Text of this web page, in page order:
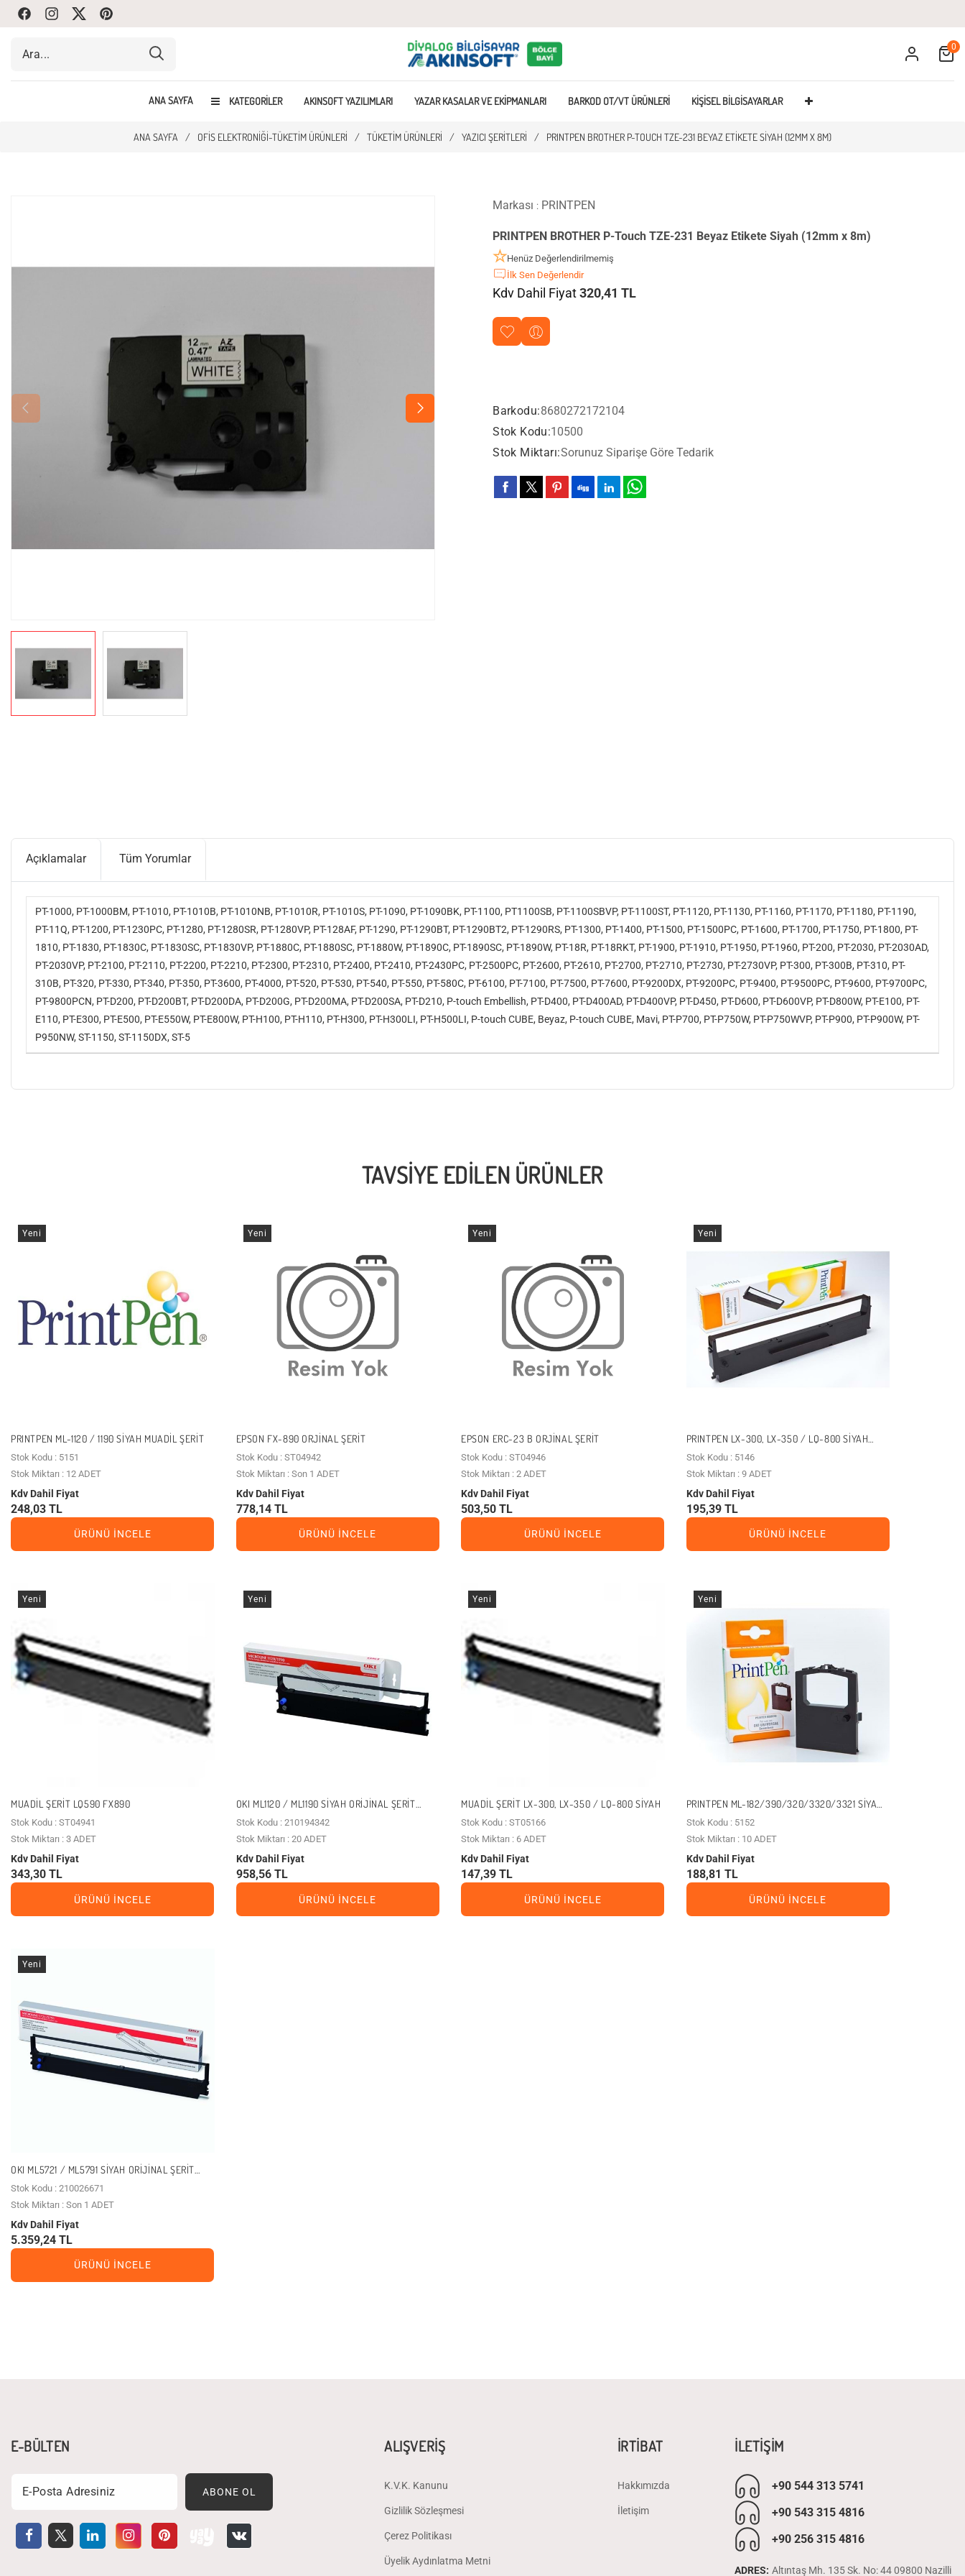
FacebookInstagram
Twitte Pinterest
ANA SAYFA KATEGORILER AKINSOFT YAZILIMLARI YAZAR KASALAR VE EKIPMANLARI BARKOD OT/VT ÜRÜNLERI KIŞISEL BILGISAYARLAR
Cart
0
ANA SAYFA / OFIS ELEKTRONIĞI-TÜKETIM ÜRÜNLERI / TÜKETIM ÜRÜNLERI / YAZICI ŞERITLERI / PRINTPEN BROTHER P-TOUCH TZE-231 BEYAZ ETIKETE SIYAH (12MM X 8M)
Markası : PRINTPEN
PRINTPEN BROTHER P-Touch TZE-231 Beyaz Etikete Siyah (12mm x 8m)
Henüz Değerlendirilmemiş
İlk Sen Değerlendir
Kdv Dahil Fiyat 320,41 TL
Barkodu:8680272172104
Stok Kodu:10500
Stok Miktarı:Sorunuz Siparişe Göre Tedarik
Açıklamalar Tüm Yorumlar
PT-1000, PT-1000BM, PT-1010, PT-1010B, PT-1010NB, PT-1010R, PT-1010S, PT-1090, PT-1090BK, PT-1100, PT1100SB, PT-1100SBVP, PT-1100ST, PT-1120, PT-1130, PT-1160, PT-1170, PT-1180, PT-1190,
PT-11Q, PT-1200, PT-1230PC, PT-1280, PT-1280SR, PT-1280VP, PT-128AF, PT-1290, PT-1290BT, PT-1290BT2, PT-1290RS, PT-1300, PT-1400, PT-1500, PT-1500PC, PT-1600, PT-1700, PT-1750, PT-1800, PT-
1810, PT-1830, PT-1830C, PT-1830SC, PT-1830VP, PT-1880C, PT-1880SC, PT-1880W, PT-1890C, PT-1890SC, PT-1890W, PT-18R, PT-18RKT, PT-1900, PT-1910, PT-1950, PT-1960, PT-200, PT-2030, PT-2030AD,
PT-2030VP, PT-2100, PT-2110, PT-2200, PT-2210, PT-2300, PT-2310, PT-2400, PT-2410, PT-2430PC, PT-2500PC, PT-2600, PT-2610, PT-2700, PT-2710, PT-2730, PT-2730VP, PT-300, PT-300B, PT-310, PT-
310B, PT-320, PT-330, PT-340, PT-350, PT-3600, PT-4000, PT-520, PT-530, PT-540, PT-550, PT-580C, PT-6100, PT-7100, PT-7500, PT-7600, PT-9200DX, PT-9200PC, PT-9400, PT-9500PC, PT-9600, PT-9700PC,
PT-9800PCN, PT-D200, PT-D200BT, PT-D200DA, PT-D200G, PT-D200MA, PT-D200SA, PT-D210, P-touch Embellish, PT-D400, PT-D400AD, PT-D400VP, PT-D450, PT-D600, PT-D600VP, PT-D800W, PT-E100, PT-
E110, PT-E300, PT-E500, PT-E550W, PT-E800W, PT-H100, PT-H110, PT-H300, PT-H300LI, PT-H500LI, P-touch CUBE, Beyaz, P-touch CUBE, Mavi, PT-P700, PT-P750W, PT-P750WVP, PT-P900, PT-P900W, PT-
P950NW, ST-1150, ST-1150DX, ST-5
TAVSIYE EDILEN ÜRÜNLER
Yeni
PRINTPEN ML-1120 / 1190 SIYAH MUADIL ŞERIT
Stok Kodu : 5151
Stok Miktarı : 12 ADET
Kdv Dahil Fiyat
248,03 TL
ÜRÜNÜ İNCELE
Yeni
EPSON FX-890 ORJINAL ŞERIT
Stok Kodu : ST04942
Stok Miktarı : Son 1 ADET
Kdv Dahil Fiyat
778,14 TL
ÜRÜNÜ İNCELE
Yeni
EPSON ERC-23 B ORJINAL ŞERIT
Stok Kodu : ST04946
Stok Miktarı : 2 ADET
Kdv Dahil Fiyat
503,50 TL
ÜRÜNÜ İNCELE
Yeni
PRINTPEN LX-300, LX-350 / LQ-800 SIYAH
MUADIL ŞERIT
Stok Kodu : 5146
Stok Miktarı : 9 ADET
Kdv Dahil Fiyat
195,39 TL
ÜRÜNÜ İNCELE
Yeni
MUADİL ŞERİT LQ590 FX890
Stok Kodu : ST04941
Stok Miktarı : 3 ADET
Kdv Dahil Fiyat
343,30 TL
ÜRÜNÜ İNCELE
Yeni
OKI ML1120 / ML1190 SIYAH ORIJINAL ŞERIT
KARTUŞU (43571802)
Stok Kodu : 210194342
Stok Miktarı : 20 ADET
Kdv Dahil Fiyat
958,56 TL
ÜRÜNÜ İNCELE
Yeni
MUADIL ŞERIT LX-300, LX-350 / LQ-800 SIYAH
Stok Kodu : ST05166
Stok Miktarı : 6 ADET
Kdv Dahil Fiyat
147,39 TL
ÜRÜNÜ İNCELE
Yeni
PRINTPEN ML-182/390/320/3320/3321 SIYAH
MUADIL ŞERIT
Stok Kodu : 5152
Stok Miktarı : 10 ADET
Kdv Dahil Fiyat
188,81 TL
ÜRÜNÜ İNCELE
Yeni
OKI ML5721 / ML5791 SIYAH ORIJINAL ŞERIT
(44173406)
Stok Kodu : 210026671
Stok Miktarı : Son 1 ADET
Kdv Dahil Fiyat
5.359,24 TL
ÜRÜNÜ İNCELE
E-BÜLTEN
Email ABONE OL
ALIŞVERİŞ
K.V.K. Kanunu
Gizlilik Sözleşmesi
Çerez Politikası
Üyelik Aydınlatma Metni
İRTİBAT
Hakkımızda
İletişim
İLETİŞİM
+90 544 313 5741
+90 543 315 4816
+90 256 315 4816
ADRES: Altıntaş Mh. 135 Sk. No: 44 09800 Nazilli